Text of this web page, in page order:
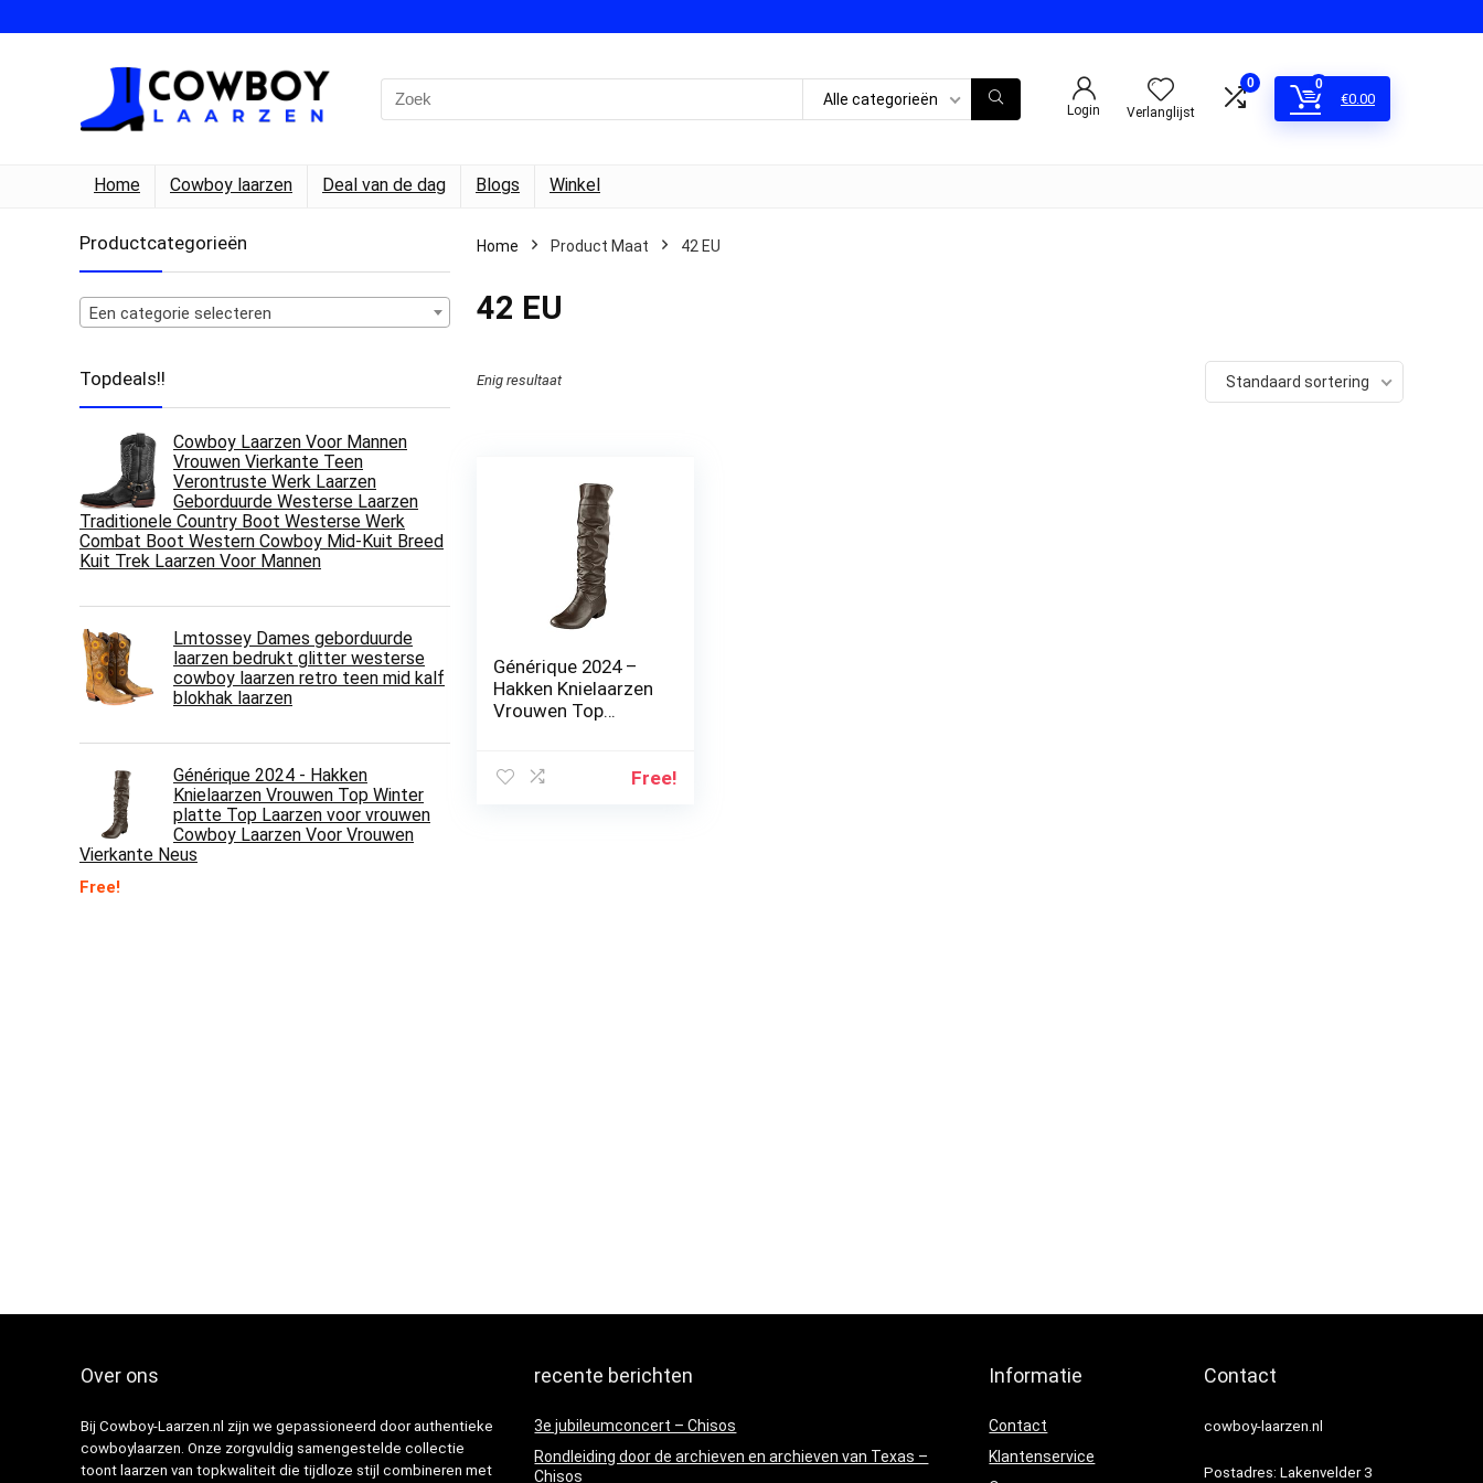
Search
for:
Alle categorieën
Login Verlanglijst
0 0
€0.00
Home Cowboy laarzen Deal van de dag Blogs Winkel
Productcategorieën
Een categorie selecteren
Topdeals!!
Cowboy Laarzen Voor Mannen
Vrouwen Vierkante Teen
Verontruste Werk Laarzen
Geborduurde Westerse Laarzen
Traditionele Country Boot Westerse Werk
Combat Boot Western Cowboy Mid-Kuit Breed
Kuit Trek Laarzen Voor Mannen
Lmtossey Dames geborduurde
laarzen bedrukt glitter westerse
cowboy laarzen retro teen mid kalf
blokhak laarzen
Générique 2024 - Hakken
Knielaarzen Vrouwen Top Winter
platte Top Laarzen voor vrouwen
Cowboy Laarzen Voor Vrouwen
Vierkante Neus
Free!
Home Product Maat 42 EU
42 EU
Enig resultaat Standaard sortering
Générique 2024 –
Hakken Knielaarzen
Vrouwen Top
vrouwen CowboyFree!
Over ons
Bij Cowboy-Laarzen.nl zijn we gepassioneerd door authentieke
cowboylaarzen. Onze zorgvuldig samengestelde collectie
toont laarzen van topkwaliteit die tijdloze stijl combineren met
recente berichten
3e jubileumconcert – Chisos
Rondleiding door de archieven en archieven van Texas –
Chisos
Informatie
Contact
Klantenservice
Contact
cowboy-laarzen.nl
Postadres: Lakenvelder 3